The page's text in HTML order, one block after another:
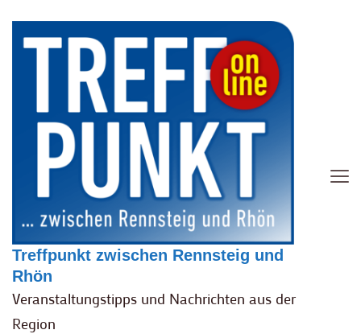
Treffpunkt zwischen Rennsteig und
Rhön
Veranstaltungstipps und Nachrichten aus der
Region